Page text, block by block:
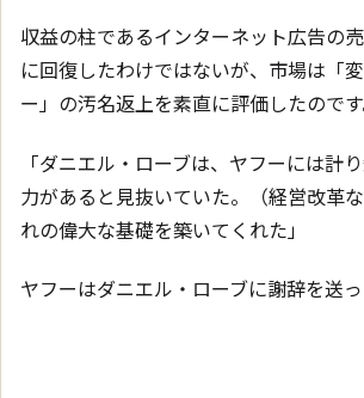
収益の柱であるインターネット広告の
に回復したわけではないが、市場は「
ー」の汚名返上を素直に評価したのです
「ダニエル・ローブは、ヤフーには計
力があると見抜いていた。（経営改革
れの偉大な基礎を築いてくれた」
ヤフーはダニエル・ローブに謝辞を送っ